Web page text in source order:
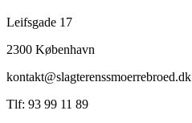
Leifsgade 17
2300 København
kontakt@slagterenssmoerrebroed.dk
Tlf: 93 99 11 89